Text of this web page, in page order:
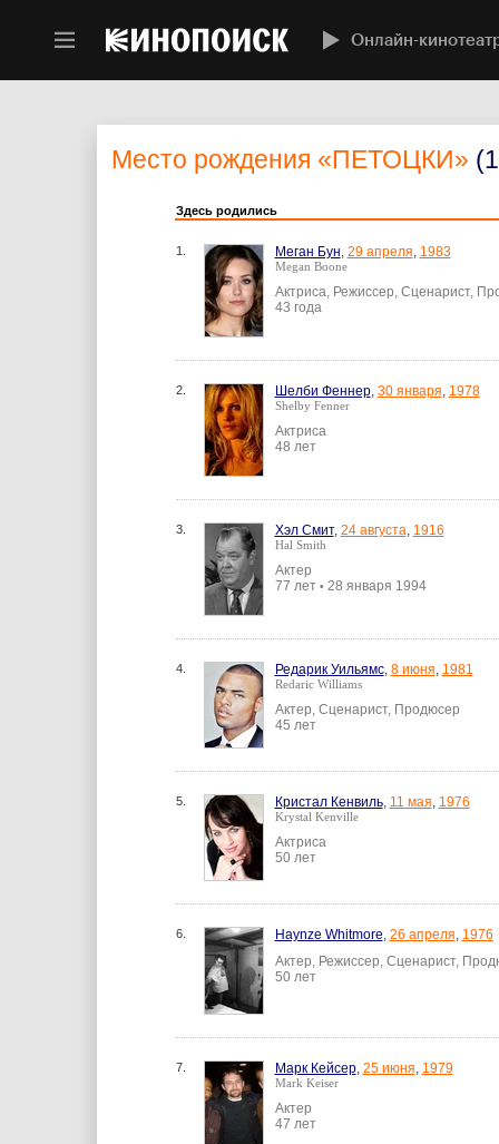
Онлайн-
Место рождения «ПЕТОЦКИ»
Здесь родились
1. Меган Бун, 29 апреля, 1983
Megan Boone
Актриса, Режиссер, Сценарист,
43 года
2. Шелби Феннер, 30 января, 1978
Shelby Fenner
Актриса
48 лет
3. Хэл Смит, 24 августа, 1916
Hal Smith
Актер
77 лет • 28 января 1994
4. Редарик Уильямс, 8 июня, 1981
Redaric Williams
Актер, Сценарист, Продюсер
45 лет
5. Кристал Кенвиль, 11 мая, 1976
Krystal Kenville
Актриса
50 лет
6. Haynze Whitmore, 26 апреля, 1976
Актер, Режиссер, Сценарист,
50 лет
7. Марк Кейсер, 25 июня, 1979
Mark Keiser
Актер
47 лет